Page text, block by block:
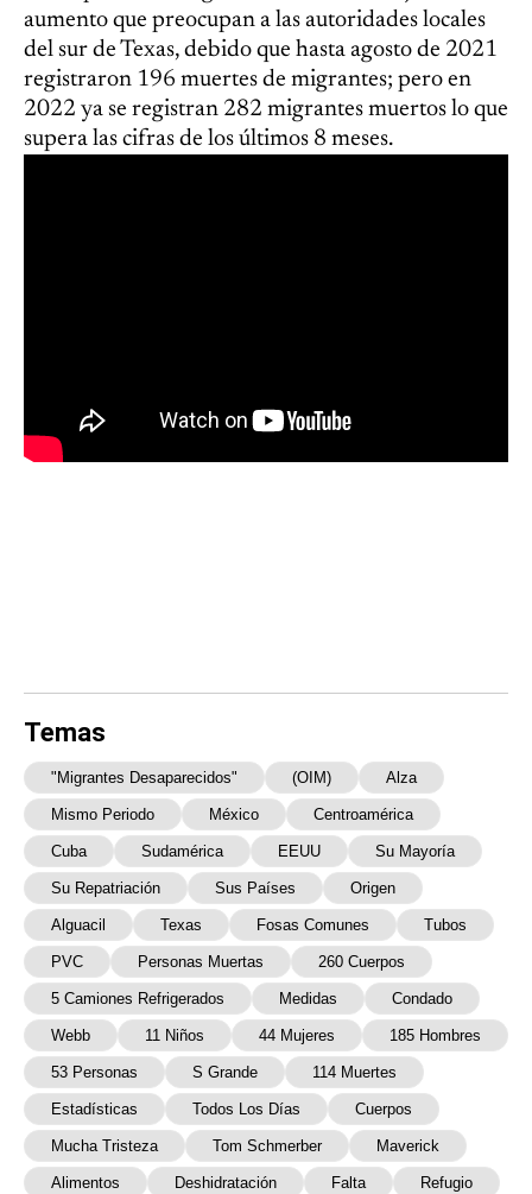
aumento que preocupan a las autoridades locales
del sur de Texas, debido que hasta agosto de 2021
registraron 196 muertes de migrantes; pero en
2022 ya se registran 282 migrantes muertos lo que
supera las cifras de los últimos 8 meses.
Temas
"Migrantes Desaparecidos" (OIM) Alza
Mismo Periodo México Centroamérica
Cuba Sudamérica EEUU Su Mayoría
Su Repatriación Sus Países Origen
Alguacil Texas Fosas Comunes Tubos
PVC Personas Muertas 260 Cuerpos
5 Camiones Refrigerados Medidas Condado
Webb 11 Niños 44 Mujeres 185 Hombres
53 Personas S Grande 114 Muertes
Estadísticas Todos Los Días Cuerpos
Mucha Tristeza Tom Schmerber Maverick
Alimentos Deshidratación Falta Refugio